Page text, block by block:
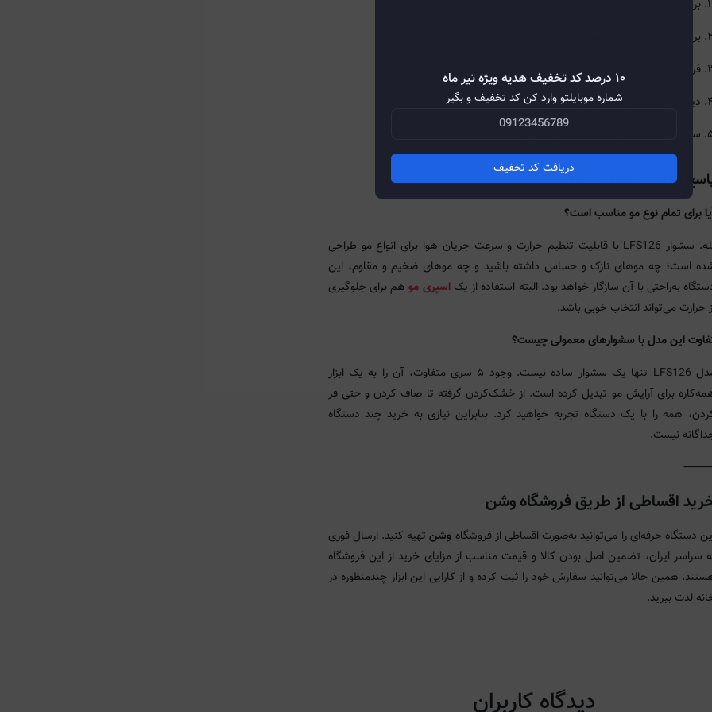
برس گرد برای حجم‌دهی
برس کوچک برای مدل‌دهی دقیق
فرکننده برای ایجاد حالت موج‌دار
دیفیوزر مخصوص موهای فر و حجیم
سری متمرکزکننده برای خشک‌کردن سریع
به پرسش‌های پرتکرار
برای تمام نوع مو مناسب است؟
بله. سشوار LFS126 با قابلیت تنظیم حرارت و سرعت جریان هوا برای انواع مو طراحی
است؛ چه موهای نازک و حساس داشته باشید و چه موهای ضخیم و مقاوم، این
به‌راحتی با آن سازگار خواهد بود. البته استفاده از یکاسپری موهم برای جلوگیری
حرارت می‌تواند انتخاب خوبی باشد.
این مدل با سشوارهای معمولی چیست؟
مدل LFS126 تنها یک سشوار ساده نیست. وجود ۵ سری متفاوت، آن را به یک ابزار
برای آرایش مو تبدیل کرده است. از خشک‌کردن گرفته تا صاف کردن و حتی فر
همه را با یک دستگاه تجربه خواهید کرد. بنابراین نیازی به خرید چند دستگاه
نیست.
اقساطی از طریق فروشگاه وشن
دستگاه حرفه‌ای را می‌توانید به‌صورت اقساطی از فروشگاه وشنتهیه کنید. ارسال فوری
سراسر ایران، تضمین اصل بودن کالا و قیمت مناسب از مزایای خرید از این فروشگاه
همین حالا می‌توانید سفارش خود را ثبت کرده و از کارایی این ابزار چندمنظوره در
لذت ببرید.
دیدگاه کاربران
۱۰ درصد کد تخفیف هدیه ویژه تیر ماه
شماره موبایلتو وارد کن کد تخفیف و بگیر
دریافت کد تخفیف